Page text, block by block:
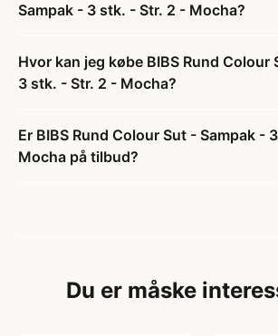
Sampak - 3 stk. - Str. 2 - Mocha?
Hvor kan jeg købe BIBS Rund Colour
3 stk. - Str. 2 - Mocha?
Er BIBS Rund Colour Sut - Sampak -
Mocha på tilbud?
Du er måske